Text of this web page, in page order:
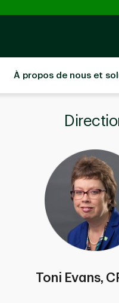
À propos de nous et
Toni Evans,